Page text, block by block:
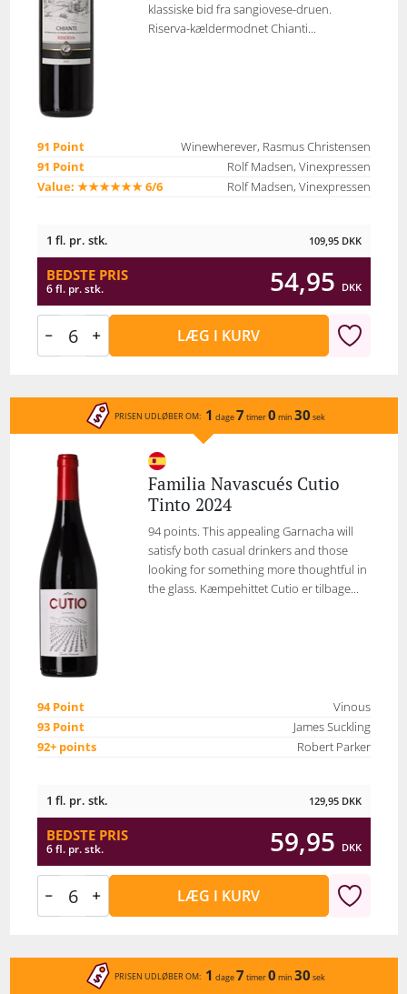
klassiske bid fra sangiovese-druen.
Riserva-kældermodnet Chianti...
91 Point
Winewherever, Rasmus Christensen
91 Point
Rolf Madsen, Vinexpressen
Value: ★★★★★★ 6/6
Rolf Madsen, Vinexpressen
1 fl. pr. stk. 109,95 DKK
BEDSTE PRIS
6 fl. pr. stk. 54,95 DKK
LÆG I KURV
PRISEN UDLØBER OM: 1 dage7 timer0 min 30 sek
Familia Navascués Cutio
Tinto 2024
94 points. This appealing Garnacha will
satisfy both casual drinkers and those
looking for something more thoughtful in
the glass. Kæmpehittet Cutio er tilbage...
94 Point
Vinous
93 Point
James Suckling
92+ points
Robert Parker
1 fl. pr. stk. 129,95 DKK
BEDSTE PRIS
6 fl. pr. stk. 59,95 DKK
LÆG I KURV
PRISEN UDLØBER OM: 1 dage7 timer0 min 30 sek